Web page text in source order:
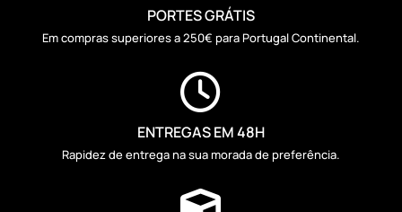
PORTES GRÁTIS
Em compras superiores a 250€ para Portugal Continental.

ENTREGAS EM 48H
Rapidez de entrega na sua morada de preferência.